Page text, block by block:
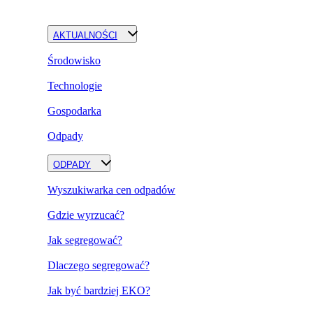
AKTUALNOŚCI
Środowisko
Technologie
Gospodarka
Odpady
ODPADY
Wyszukiwarka cen odpadów
Gdzie wyrzucać?
Jak segregować?
Dlaczego segregować?
Jak być bardziej EKO?